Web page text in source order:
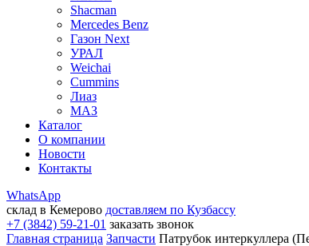
Shacman
Mercedes Benz
Газон Next
УРАЛ
Weichai
Cummins
Лиаз
МАЗ
Каталог
О компании
Новости
Контакты
WhatsApp
склад в Кемерово доставляем по Кузбассу
+7 (3842) 59-21-01 заказать звонок
Главная страница Запчасти Патрубок интеркуллера